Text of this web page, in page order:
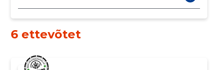
6 ettevõtet